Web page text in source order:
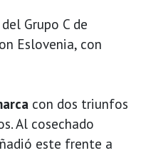
Grupo C de
Eslovenia, con
con dos triunfos
Al cosechado
este frente a